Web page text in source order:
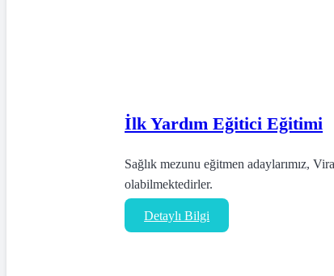
İlk Yardım Eğitici Eğitimi
Sağlık mezunu eğitmen adaylarımız,
olabilmektedirler.
Detaylı Bilgi